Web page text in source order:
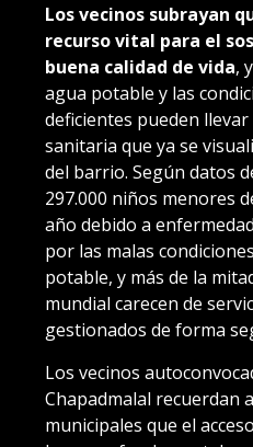
Los vecinos subrayan
recurso vital para el
buena calidad de vida,
agua potable y las
deficientes pueden
sanitaria que ya se
del barrio. Según datos
297.000 niños menores
año debido a
por las malas
potable, y más de la
mundial carecen de
gestionados de forma
Los vecinos
Chapadmalal recuerdan
municipales que el